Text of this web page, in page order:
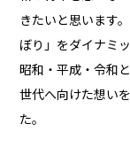
きたいと思います
ぼり」をダイナミ
昭和・平成・令和
世代へ向けた想い
た。